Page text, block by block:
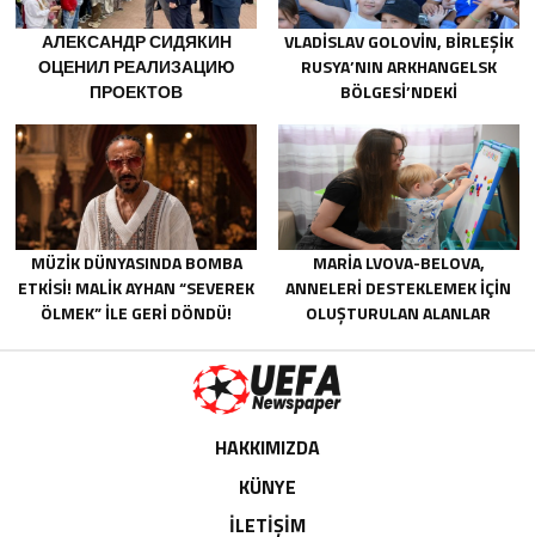
АЛЕКСАНДР СИДЯКИН
ОЦЕНИЛ РЕАЛИЗАЦИЮ
ПРОЕКТОВ
ВОРОНЕЖСКОЙ ОБЛАСТИ
VLADISLAV GOLOVIN, BIRLEŞIK
RUSYA’NIN ARKHANGELSK
BÖLGESI’NDEKI
VE GENÇLERIN YARATICILIĞINI
DESTEKLEMEYE YÖNELIK
SISTEMLI KARARLARINA DIKKAT
ÇEKTI
MÜZİK DÜNYASINDA BOMBA
ETKİSİ! MALİK AYHAN “SEVEREK
ÖLMEK” İLE GERİ DÖNDÜ!
MARIA LVOVA-BELOVA,
ANNELERI DESTEKLEMEK IÇIN
OLUŞTURULAN ALANLAR
HAKKIMIZDA
KÜNYE
İLETİŞİM